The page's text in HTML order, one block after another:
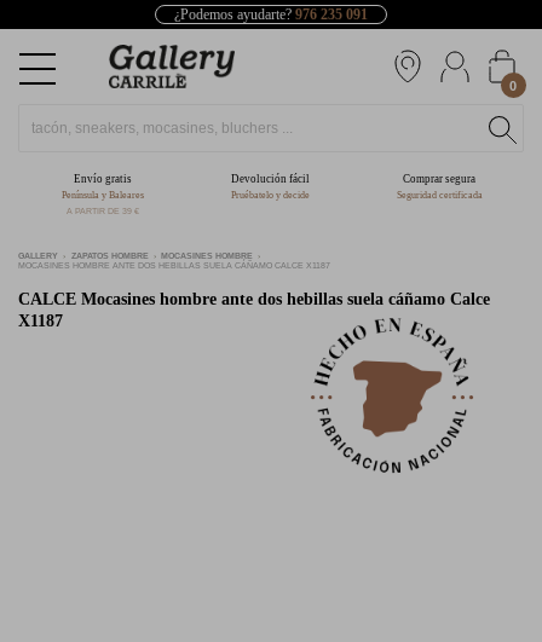
¿Podemos ayudarte? 976 235 091
0
Envío gratis
Península y Baleares
A PARTIR DE 39 €
Devolución fácil
Pruébatelo y decide
Comprar segura
Seguridad certificada
GALLERY ZAPATOS HOMBRE
MOCASINES HOMBRE
MOCASINES HOMBRE ANTE DOS HEBILLAS SUELA CÁÑAMO CALCE X1187
CALCE Mocasines hombre ante dos hebillas suela cáñamo Calce
X1187